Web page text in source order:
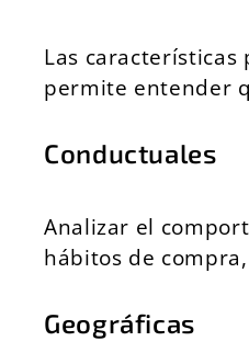
Las
permite entender
Conductuales
Analizar el
hábitos de
Geográficas